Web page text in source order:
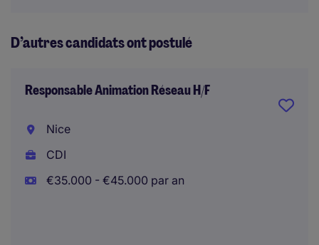
D’autres candidats ont postulé
Responsable Animation Réseau H/F
Nice
CDI
€35.000 - €45.000 par an